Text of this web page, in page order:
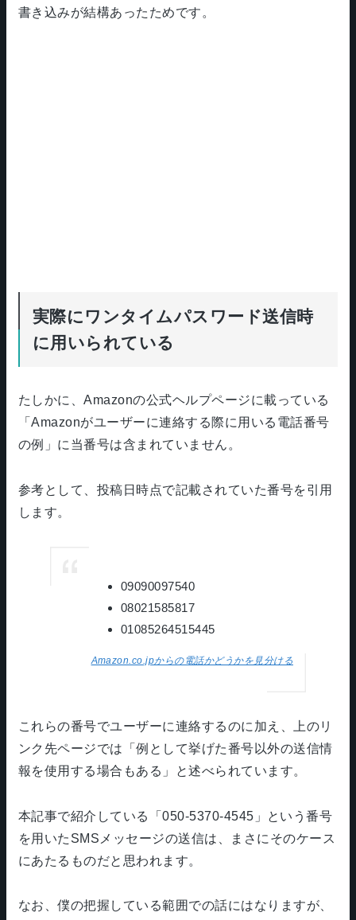
書き込みが結構あったためです。
実際にワンタイムパスワード送信時
に用いられている
たしかに、Amazonの公式ヘルプページに載っている
「Amazonがユーザーに連絡する際に用いる電話番号
の例」に当番号は含まれていません。
参考として、投稿日時点で記載されていた番号を引用
します。
09090097540
08021585817
01085264515445
Amazon.co.jpからの電話かどうかを見分ける
これらの番号でユーザーに連絡するのに加え、上のリ
ンク先ページでは「例として挙げた番号以外の送信情
報を使用する場合もある」と述べられています。
本記事で紹介している「050-5370-4545」という番号
を用いたSMSメッセージの送信は、まさにそのケース
にあたるものだと思われます。
なお、僕の把握している範囲での話にはなりますが、